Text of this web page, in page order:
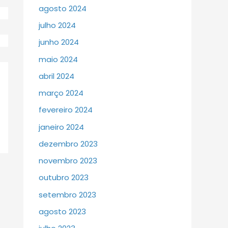
agosto 2024
julho 2024
junho 2024
maio 2024
abril 2024
março 2024
fevereiro 2024
janeiro 2024
dezembro 2023
novembro 2023
outubro 2023
setembro 2023
agosto 2023